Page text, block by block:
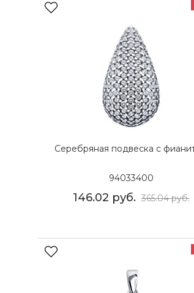
Серебряная подвеска с
94033400
146.02 руб. 365.04руб.